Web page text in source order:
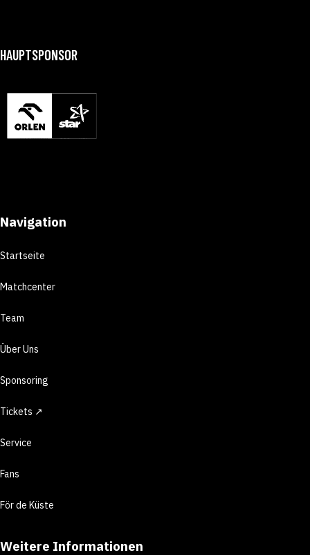
HAUPTSPONSOR
Navigation
Startseite
Matchcenter
Team
Über Uns
Sponsoring
Tickets ↗
Service
Fans
För de Küste
Weitere Informationen